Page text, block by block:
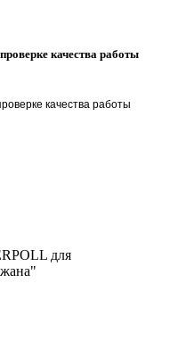
качества работы
качества работы
для